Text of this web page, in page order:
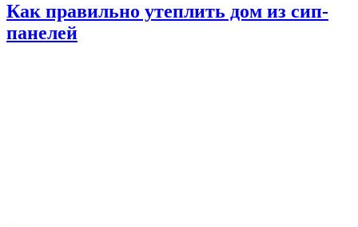
Как правильно утеплить дом из сип-
панелей